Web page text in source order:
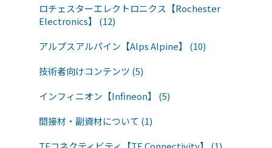
ロチェスターエレクトロニクス【Rochester
Electronics】 (12)
アルプスアルパイン【Alps Alpine】 (10)
技術者向けコンテンツ (5)
インフィニオン【Infineon】 (5)
間接材・副資材について (1)